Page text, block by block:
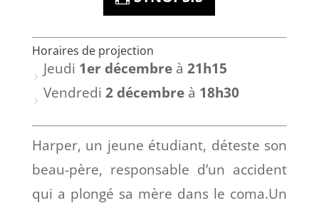
Horaires de projection
Jeudi 1er décembreà 21h15
Vendredi 2 décembreà 18h30
Harper, un jeune étudiant, déteste son
beau-père, responsable d’un accident
qui a plongé sa mère dans le coma.Un